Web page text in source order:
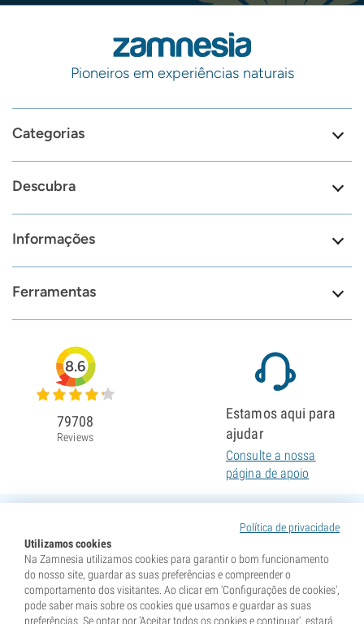
Pioneiros em experiências naturais
Categorias
Descubra
Informações
Ferramentas
Política de privacidade
Utilizamos cookies
Na Zamnesia utilizamos cookies para garantir o bom funcionamento
do nosso site, guardar as suas preferências e compreender o
comportamento dos visitantes. Ao clicar em 'Configurações de cookies',
pode saber mais sobre os cookies que usamos e guardar as suas
preferências. Se optar por 'Aceitar todos os cookies e continuar', estará
8.6
79708
Reviews
Estamos aqui para
ajudar
Consulte a nossa
página de apoio